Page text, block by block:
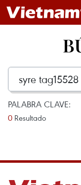
PALABRA CLAVE:
0 Resultado